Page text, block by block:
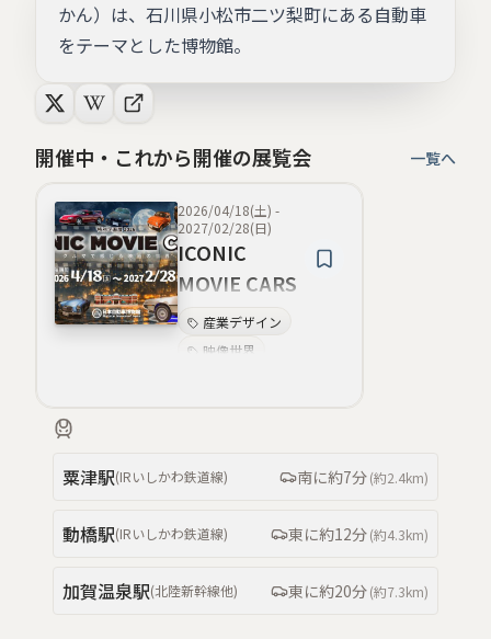
かん）は、石川県小松市二ツ梨町にある自動車
をテーマとした博物館。
開催中・これから開催の展覧会 一覧へ
2026/04/18(土) -
2027/02/28(日)
ICONIC
MOVIE CARS
～ クルマで感
じる映画の世
産業デザイン
映像世界
粟津駅(IRいしかわ鉄道線) 南に約7分(約2.4km)
動橋駅(IRいしかわ鉄道線) 東に約12分(約4.3km)
加賀温泉駅(北陸新幹線他) 東に約20分(約7.3km)